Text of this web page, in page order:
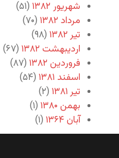
شهریور ۱۳۸۲
(۵۱)
مرداد ۱۳۸۲
(۷۰)
تیر ۱۳۸۲
(۹۸)
اردیبهشت ۱۳۸۲
(۶۷)
فروردین ۱۳۸۲
(۸۷)
اسفند ۱۳۸۱
(۵۴)
تیر ۱۳۸۱
(۲)
بهمن ۱۳۸۰
(۱)
آبان ۱۳۶۴
(۱)